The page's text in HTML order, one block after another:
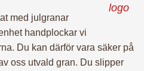
med KVALITET!
med julgranar
handplockar vi
Du kan därför vara säker på
oss utvald gran. Du slipper